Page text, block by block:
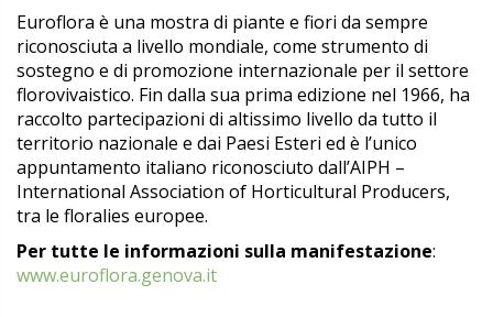
Euroflora è una mostra di piante e fiori da sempre
riconosciuta a livello mondiale, come strumento di
sostegno e di promozione internazionale per il settore
florovivaistico. Fin dalla sua prima edizione nel 1966, ha
raccolto partecipazioni di altissimo livello da tutto il
territorio nazionale e dai Paesi Esteri ed è l’unico
appuntamento italiano riconosciuto dall’AIPH –
International Association of Horticultural Producers,
tra le floralies europee.
Per tutte le informazioni sulla manifestazione:
www.euroflora.genova.it